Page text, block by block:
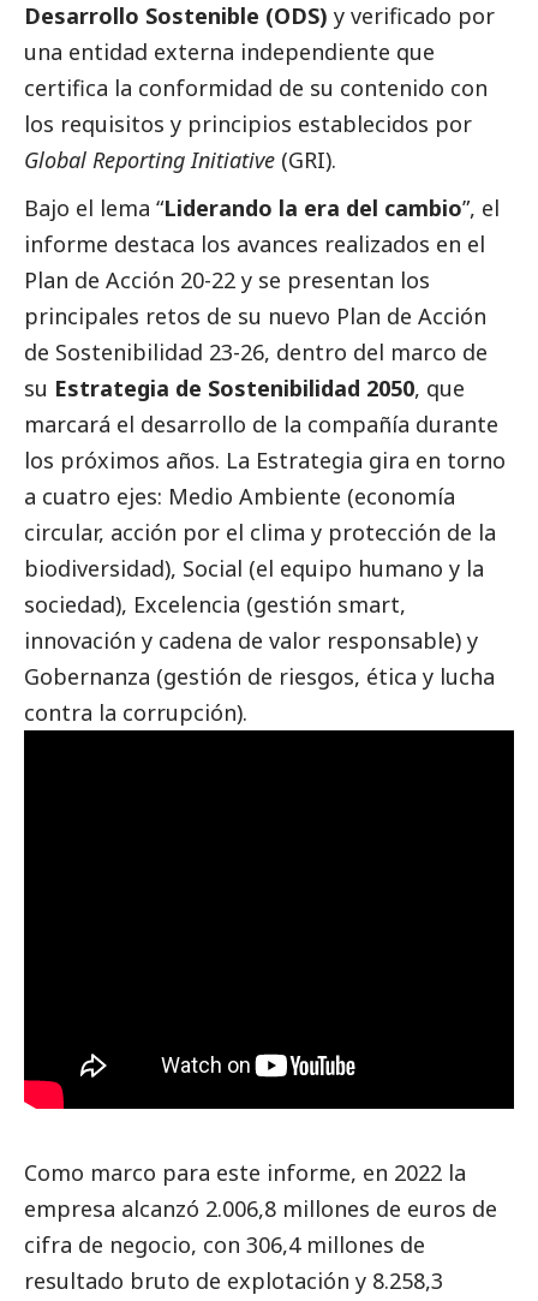
Desarrollo Sostenible (ODS) y verificado por
una entidad externa independiente que
certifica la conformidad de su contenido con
los requisitos y principios establecidos por
Global Reporting Initiative (GRI).
Bajo el lema “Liderando la era del cambio”, el
informe destaca los avances realizados en el
Plan de Acción 20-22 y se presentan los
principales retos de su nuevo Plan de Acción
de Sostenibilidad 23-26, dentro del marco de
su Estrategia de Sostenibilidad 2050, que
marcará el desarrollo de la compañía durante
los próximos años. La Estrategia gira en torno
a cuatro ejes: Medio Ambiente (economía
circular, acción por el clima y protección de la
biodiversidad), Social (el equipo humano y la
sociedad), Excelencia (gestión smart,
innovación y cadena de valor responsable) y
Gobernanza (gestión de riesgos, ética y lucha
contra la corrupción).
Como marco para este informe, en 2022 la
empresa alcanzó 2.006,8 millones de euros de
cifra de negocio, con 306,4 millones de
resultado bruto de explotación y 8.258,3